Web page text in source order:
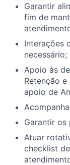
Garantir
fim de
Interações
necessário;
Apoio às
Retenção
apoio de
Garantir os
Atuar
checklist